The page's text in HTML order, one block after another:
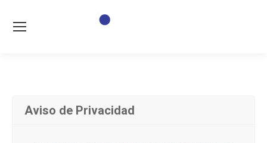
Aviso de Privacidad